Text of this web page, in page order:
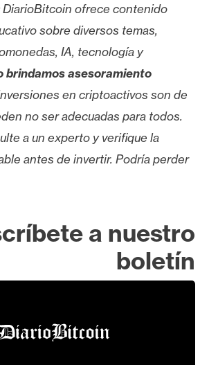
DiarioBitcoin ofrece contenido
sobre diversos temas,
IA, tecnología y
brindamos asesoramiento
en criptoactivos son de
no ser adecuadas para todos.
a un experto y verifique la
antes de invertir. Podría perder
a nuestro
boletín